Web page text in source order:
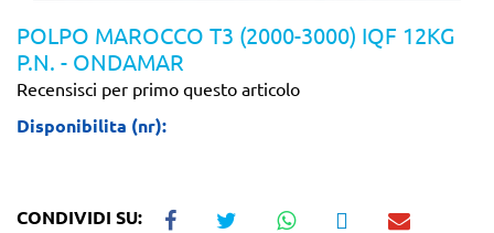
POLPO MAROCCO T3 (2000-3000) IQF 12KG
P.N. - ONDAMAR
Recensisci per primo questo articolo
Disponibilita (nr):
CONDIVIDI SU: